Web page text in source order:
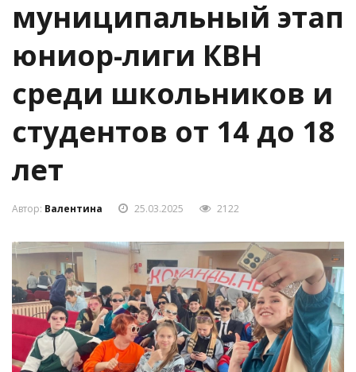
муниципальный этап
юниор-лиги КВН
среди школьников и
студентов от 14 до 18
лет
Автор: Валентина 25.03.2025 2122